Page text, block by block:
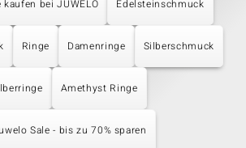
bei JUWELO Edelsteinschmuck
Ringe Damenringe Silberschmuck
Amethyst Ringe
Sale - bis zu 70% sparen